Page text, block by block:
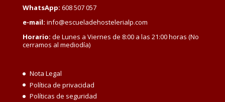
WhatsApp: 608 507 057
e-mail: info@escueladehostelerialp.com
Horario: de Lunes a Viernes de 8:00 a las 21:00 horas (No
cerramos al mediodía)
Nota Legal
Política de privacidad
Políticas de seguridad